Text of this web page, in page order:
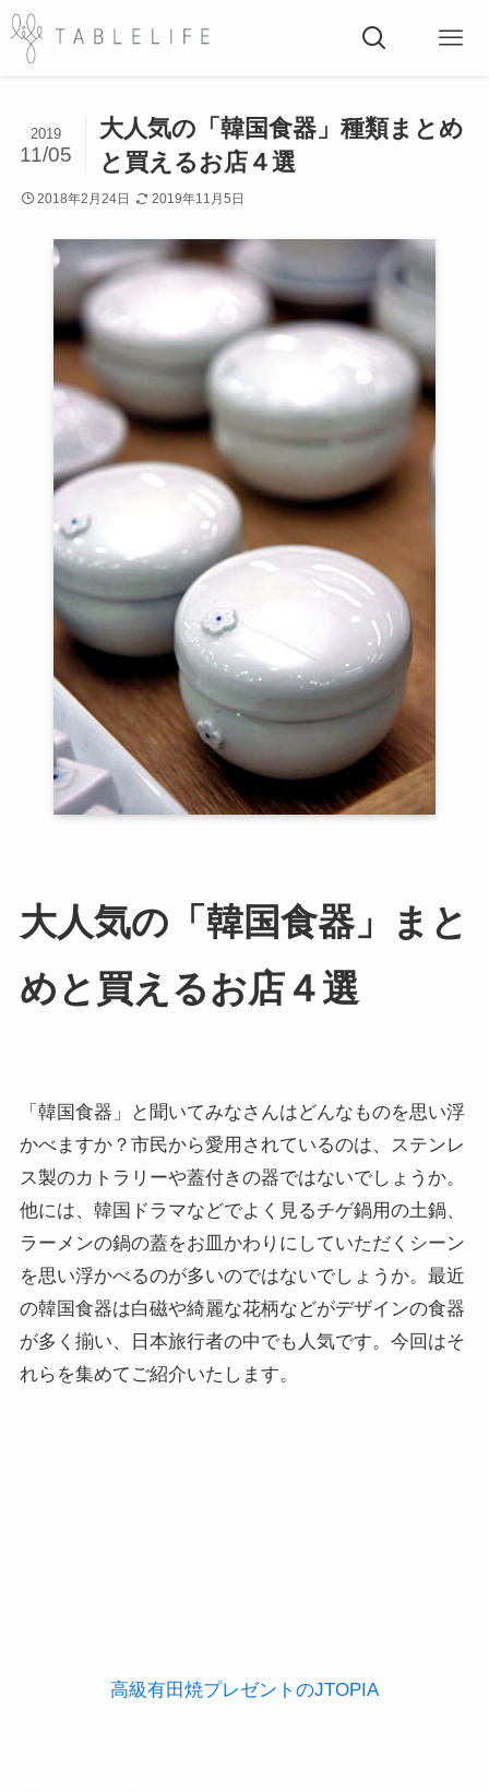
大人気の「韓国食器」種類まとめ
と買えるお店４選
2019
11/05
2018年2月24日 2019年11月5日
大人気の「韓国食器」まと
めと買えるお店４選
「韓国食器」と聞いてみなさんはどんなものを思い浮
かべますか？市民から愛用されているのは、ステンレ
ス製のカトラリーや蓋付きの器ではないでしょうか。
他には、韓国ドラマなどでよく見るチゲ鍋用の土鍋、
ラーメンの鍋の蓋をお皿かわりにしていただくシーン
を思い浮かべるのが多いのではないでしょうか。最近
の韓国食器は白磁や綺麗な花柄などがデザインの食器
が多く揃い、日本旅行者の中でも人気です。今回はそ
れらを集めてご紹介いたします。
高級有田焼プレゼントのJTOPIA